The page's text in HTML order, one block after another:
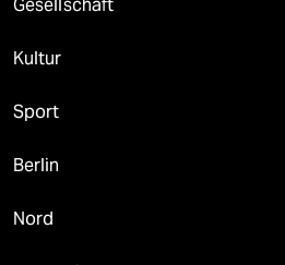
Gesellschaft
Kultur
Sport
Berlin
Nord